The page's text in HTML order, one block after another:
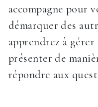
accompagne pour
démarquer des
apprendrez à
présenter de
répondre aux